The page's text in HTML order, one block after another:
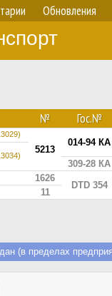
Обновления
№ Гос.№
5213
014-94 КА
309-28 КА
1626
DTD 354
11
(в пределах